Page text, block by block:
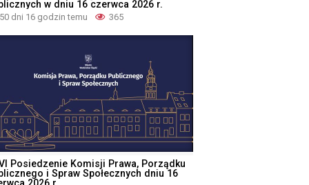
w dniu 16 czerwca 2026 r.
50 dni 16 godzin temu 365
Posiedzenie Komisji Prawa, Porządku
i Spraw Społecznych dniu 16
2026 r.